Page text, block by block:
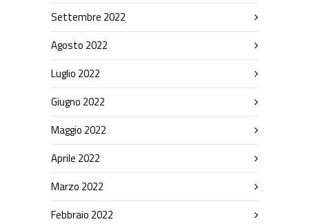
Settembre 2022
Agosto 2022
Luglio 2022
Giugno 2022
Maggio 2022
Aprile 2022
Marzo 2022
Febbraio 2022